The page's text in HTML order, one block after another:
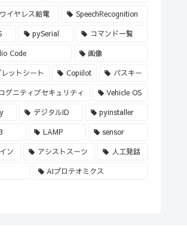
イヤレス給電 SpeechRecognition
pySerial コマンド一覧
Code 画像
ットシート Copiilot パスキー
コグニティブセキュリティ Vehicle OS
デジタルID pyinstaller
LAMP sensor
ン アシストスーツ 人工発話
AIプロテオミクス